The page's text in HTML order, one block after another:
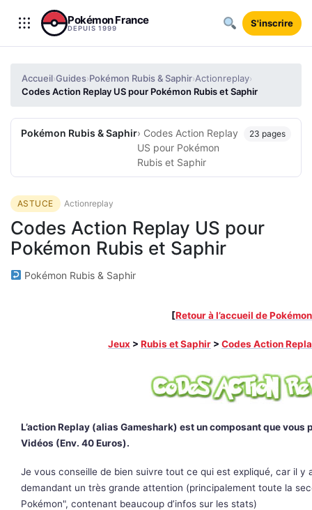
Aller au contenu
Pokémon France
DEPUIS 1999 S'inscrire
Accueil›Guides›Pokémon Rubis & Saphir›Actionreplay›
Codes Action Replay US pour Pokémon Rubis et Saphir
Pokémon Rubis & Saphir› Codes Action Replay
US pour Pokémon
Rubis et Saphir
23 pages
ASTUCE Actionreplay
Codes Action Replay US pour
Pokémon Rubis et Saphir
Pokémon Rubis & Saphir
[Retour à l’accueil de
Jeux > Rubis et Saphir > Codes Action
L’action Replay (alias Gameshark) est un composant que
Vidéos (Env. 40 Euros).
Je vous conseille de bien suivre tout ce qui est expliqué, car il y
demandant un très grande attention (principalement toute la
Pokémon", contenant beaucoup d’infos sur les stats)